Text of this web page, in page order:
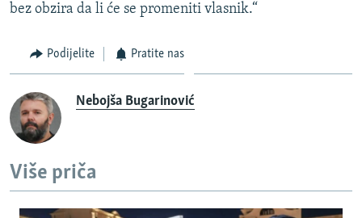
bez obzira da li će se promeniti vlasnik.“
Podijelite Pratite nas
Nebojša Bugarinović
Više priča